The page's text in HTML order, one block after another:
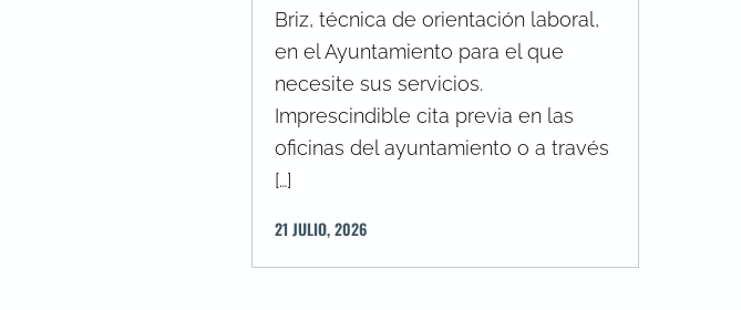
Briz, técnica de orientación laboral,
en el Ayuntamiento para el que
necesite sus servicios.
Imprescindible cita previa en las
oficinas del ayuntamiento o a través
[…]
21 JULIO,2026